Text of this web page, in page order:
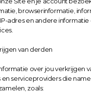
browserinformatie,
adres en andere informatie
van derden
over jou verkrijgen
serviceproviders die
zoals: